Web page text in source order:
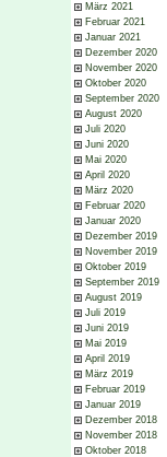
März 2021
Februar 2021
Januar 2021
Dezember 2020
November 2020
Oktober 2020
September 2020
August 2020
Juli 2020
Juni 2020
Mai 2020
April 2020
März 2020
Februar 2020
Januar 2020
Dezember 2019
November 2019
Oktober 2019
September 2019
August 2019
Juli 2019
Juni 2019
Mai 2019
April 2019
März 2019
Februar 2019
Januar 2019
Dezember 2018
November 2018
Oktober 2018